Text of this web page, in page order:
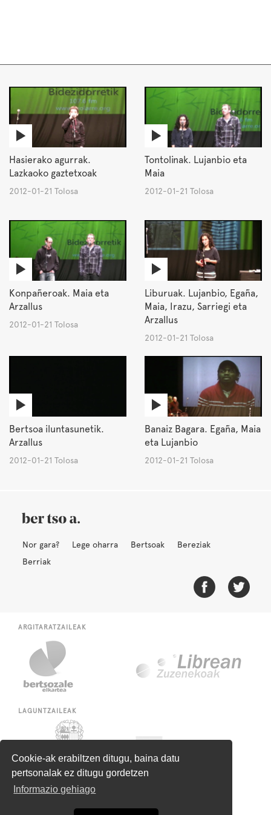
Cookie-ak erabiltzen ditugu, baina datu
pertsonalak ez ditugu gordetzen
Informazio gehiago
Hasierako agurrak.
Lazkaoko gaztetxoak
2012-01-21 Tolosa
Tontolinak. Lujanbio eta
Maia
2012-01-21 Tolosa
Konpañeroak. Maia eta
Arzallus
2012-01-21 Tolosa
Liburuak. Lujanbio, Egaña,
Maia, Irazu, Sarriegi eta
Arzallus
2012-01-21 Tolosa
Bertsoa iluntasunetik.
Arzallus
2012-01-21 Tolosa
Banaiz Bagara. Egaña, Maia
eta Lujanbio
2012-01-21 Tolosa
Nor gara? Lege oharra Bertsoak
Bereziak
Berriak
ARGITARATZAILEAK
LAGUNTZAILEAK